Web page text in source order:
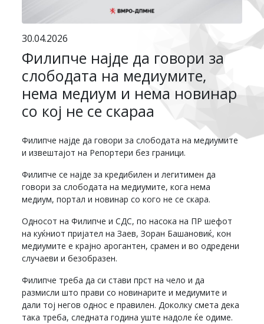
30.04.2026
Филипче најде да говори за
слободата на медиумите,
нема медиум и нема новинар
со кој не се скараа
Филипче најде да говори за слободата на медиумите
и извештајот на Репортери без граници.
Филипче се најде за кредибилен и легитимен да
говори за слободата на медиумите, кога нема
медиум, портал и новинар со кого не се скара.
Односот на Филипче и СДС, по насока на ПР шефот
на куќниот пријател на Заев, Зоран Башановиќ, кон
медиумите е крајно арогантен, срамен и во одредени
случаеви и безобразен.
Филипче треба да си стави прст на чело и да
размисли што прави со новинарите и медиумите и
дали тој негов однос е правилен. Доколку смета дека
така треба, следната година уште надоле ќе одиме.